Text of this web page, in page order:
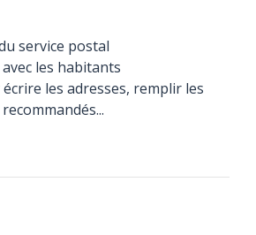
service postal
les habitants
les adresses, remplir les